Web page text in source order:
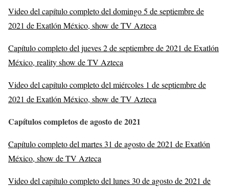
Video del capítulo completo del domingo 5 de septiembre de
2021 de Exatlón México, show de TV Azteca
Capítulo completo del jueves 2 de septiembre de 2021 de Exatlón
México, reality show de TV Azteca
Video del capítulo completo del miércoles 1 de septiembre de
2021 de Exatlón México, show de TV Azteca
Capítulos completos de agosto de 2021
Capítulo completo del martes 31 de agosto de 2021 de Exatlón
México, show de TV Azteca
Video del capítulo completo del lunes 30 de agosto de 2021 de